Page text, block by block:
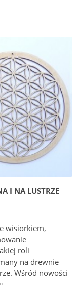
I NA LUSTRZE
wisiorkiem,
roli
na drewnie
Wśród nowości